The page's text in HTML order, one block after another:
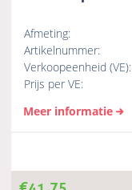
Afmeting:
Artikelnummer:
Verkoopeenheid (VE):
Prijs per VE:
Meer informatie